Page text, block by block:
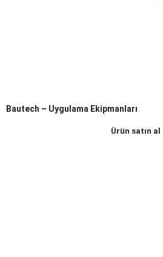
Bautech – Uygulama Ekipmanları
Ürün satın al